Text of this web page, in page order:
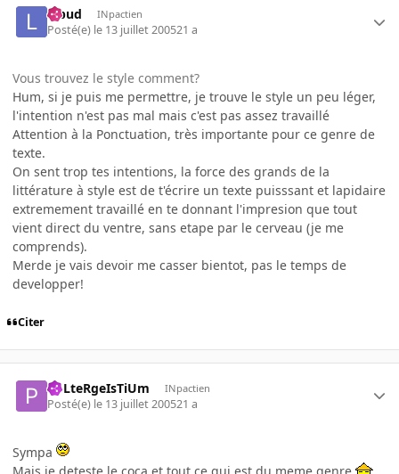
lebud INpactien
Posté(e) le 13 juillet 200521 a
Vous trouvez le style comment?
Hum, si je puis me permettre, je trouve le style un peu léger,
l'intention n'est pas mal mais c'est pas assez travaillé
Attention à la Ponctuation, très importante pour ce genre de
texte.
On sent trop tes intentions, la force des grands de la
littérature à style est de t'écrire un texte puisssant et lapidaire
extremement travaillé en te donnant l'impresion que tout
vient direct du ventre, sans etape par le cerveau (je me
comprends).
Merde je vais devoir me casser bientot, pas le temps de
developper!
Citer
PoLteRgeIsTiUm INpactien
Posté(e) le 13 juillet 200521 a
Sympa